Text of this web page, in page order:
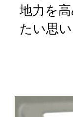
地力を
たい思い